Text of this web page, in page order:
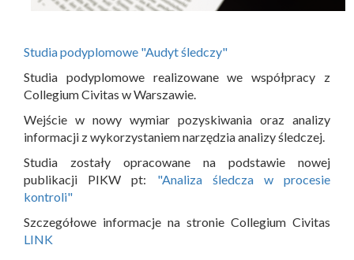
Studia podyplomowe "Audyt śledczy"
Studia podyplomowe realizowane we współpracy z
Collegium Civitas w Warszawie.
Wejście w nowy wymiar pozyskiwania oraz analizy
informacji z wykorzystaniem narzędzia analizy śledczej.
Studia zostały opracowane na podstawie nowej
publikacji PIKW pt: "Analiza śledcza w procesie
kontroli"
Szczegółowe informacje na stronie Collegium Civitas
LINK